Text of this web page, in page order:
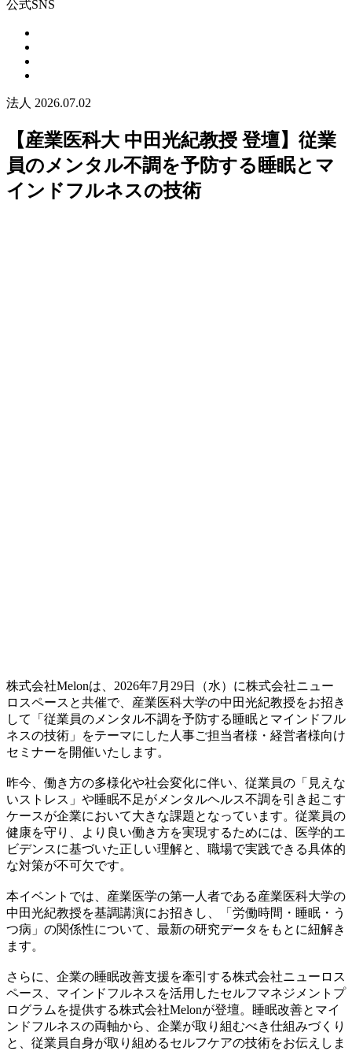
公式SNS
法人 2026.07.02
【産業医科大 中田光紀教授 登壇】従業
員のメンタル不調を予防する睡眠とマ
インドフルネスの技術
株式会社Melonは、2026年7月29日（水）に株式会社ニュー
ロスペースと共催で、産業医科大学の中田光紀教授をお招き
して「従業員のメンタル不調を予防する睡眠とマインドフル
ネスの技術」をテーマにした人事ご担当者様・経営者様向け
セミナーを開催いたします。
昨今、働き方の多様化や社会変化に伴い、従業員の「見えな
いストレス」や睡眠不足がメンタルヘルス不調を引き起こす
ケースが企業において大きな課題となっています。従業員の
健康を守り、より良い働き方を実現するためには、医学的エ
ビデンスに基づいた正しい理解と、職場で実践できる具体的
な対策が不可欠です。
本イベントでは、産業医学の第一人者である産業医科大学の
中田光紀教授を基調講演にお招きし、「労働時間・睡眠・う
つ病」の関係性について、最新の研究データをもとに紐解き
ます。
さらに、企業の睡眠改善支援を牽引する株式会社ニューロス
ペース、マインドフルネスを活用したセルフマネジメントプ
ログラムを提供する株式会社Melonが登壇。睡眠改善とマイ
ンドフルネスの両軸から、企業が取り組むべき仕組みづくり
と、従業員自身が取り組めるセルフケアの技術をお伝えしま